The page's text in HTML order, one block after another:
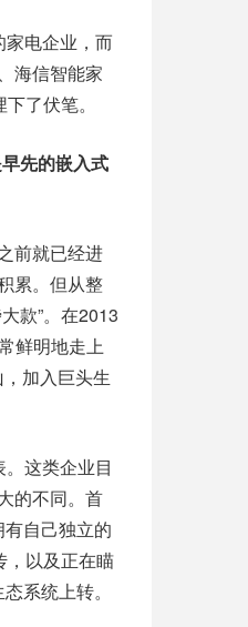
电企业，而
海信智能家
了伏笔。
先的嵌入式
前就已经进
累。但从整
款”。在2013
鲜明地走上
加入巨头生
这类企业目
的不同。首
自己独立的
，以及正在瞄
系统上转。